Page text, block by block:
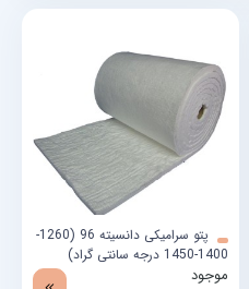
پتو سرامیکی دانسیته 96 (1260-
1400-1450 درجه سانتی گراد)
موجود